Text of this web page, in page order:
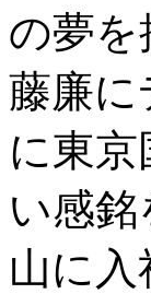
の夢を
藤廉に
に東
い感
山に